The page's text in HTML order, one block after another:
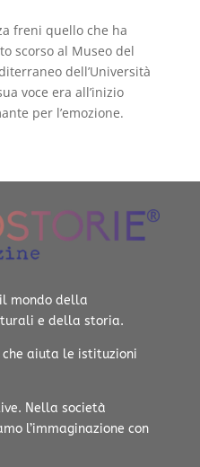
freni quello che ha
scorso al Museo del
dell’Università
voce era all’inizio
per l’emozione.
mondo della
e della storia.
che aiuta le istituzioni
Nella società
l’immaginazione con